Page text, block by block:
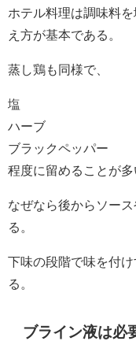
ホテル料理は調味料
え方が基本である。
蒸し鶏も同様で、
塩
ハーブ
ブラックペッパー
程度に留めることが多
なぜなら後からソー
る。
下味の段階で味を付
る。
ブライン液は必